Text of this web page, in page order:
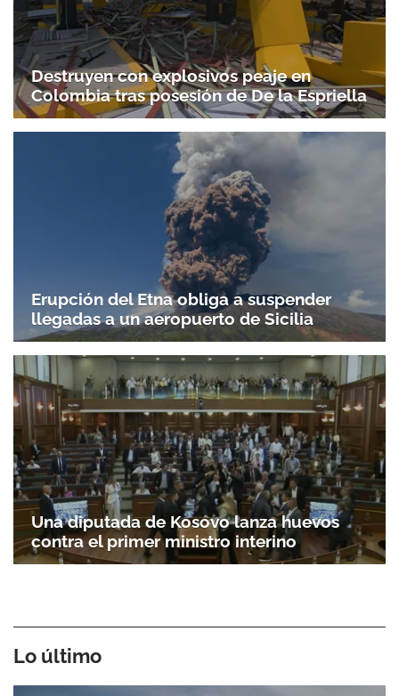
Destruyen con explosivos peaje en
Colombia tras posesión de De la Espriella
Erupción del Etna obliga a suspender
llegadas a un aeropuerto de Sicilia
Una diputada de Kosovo lanza huevos
contra el primer ministro interino
Lo último